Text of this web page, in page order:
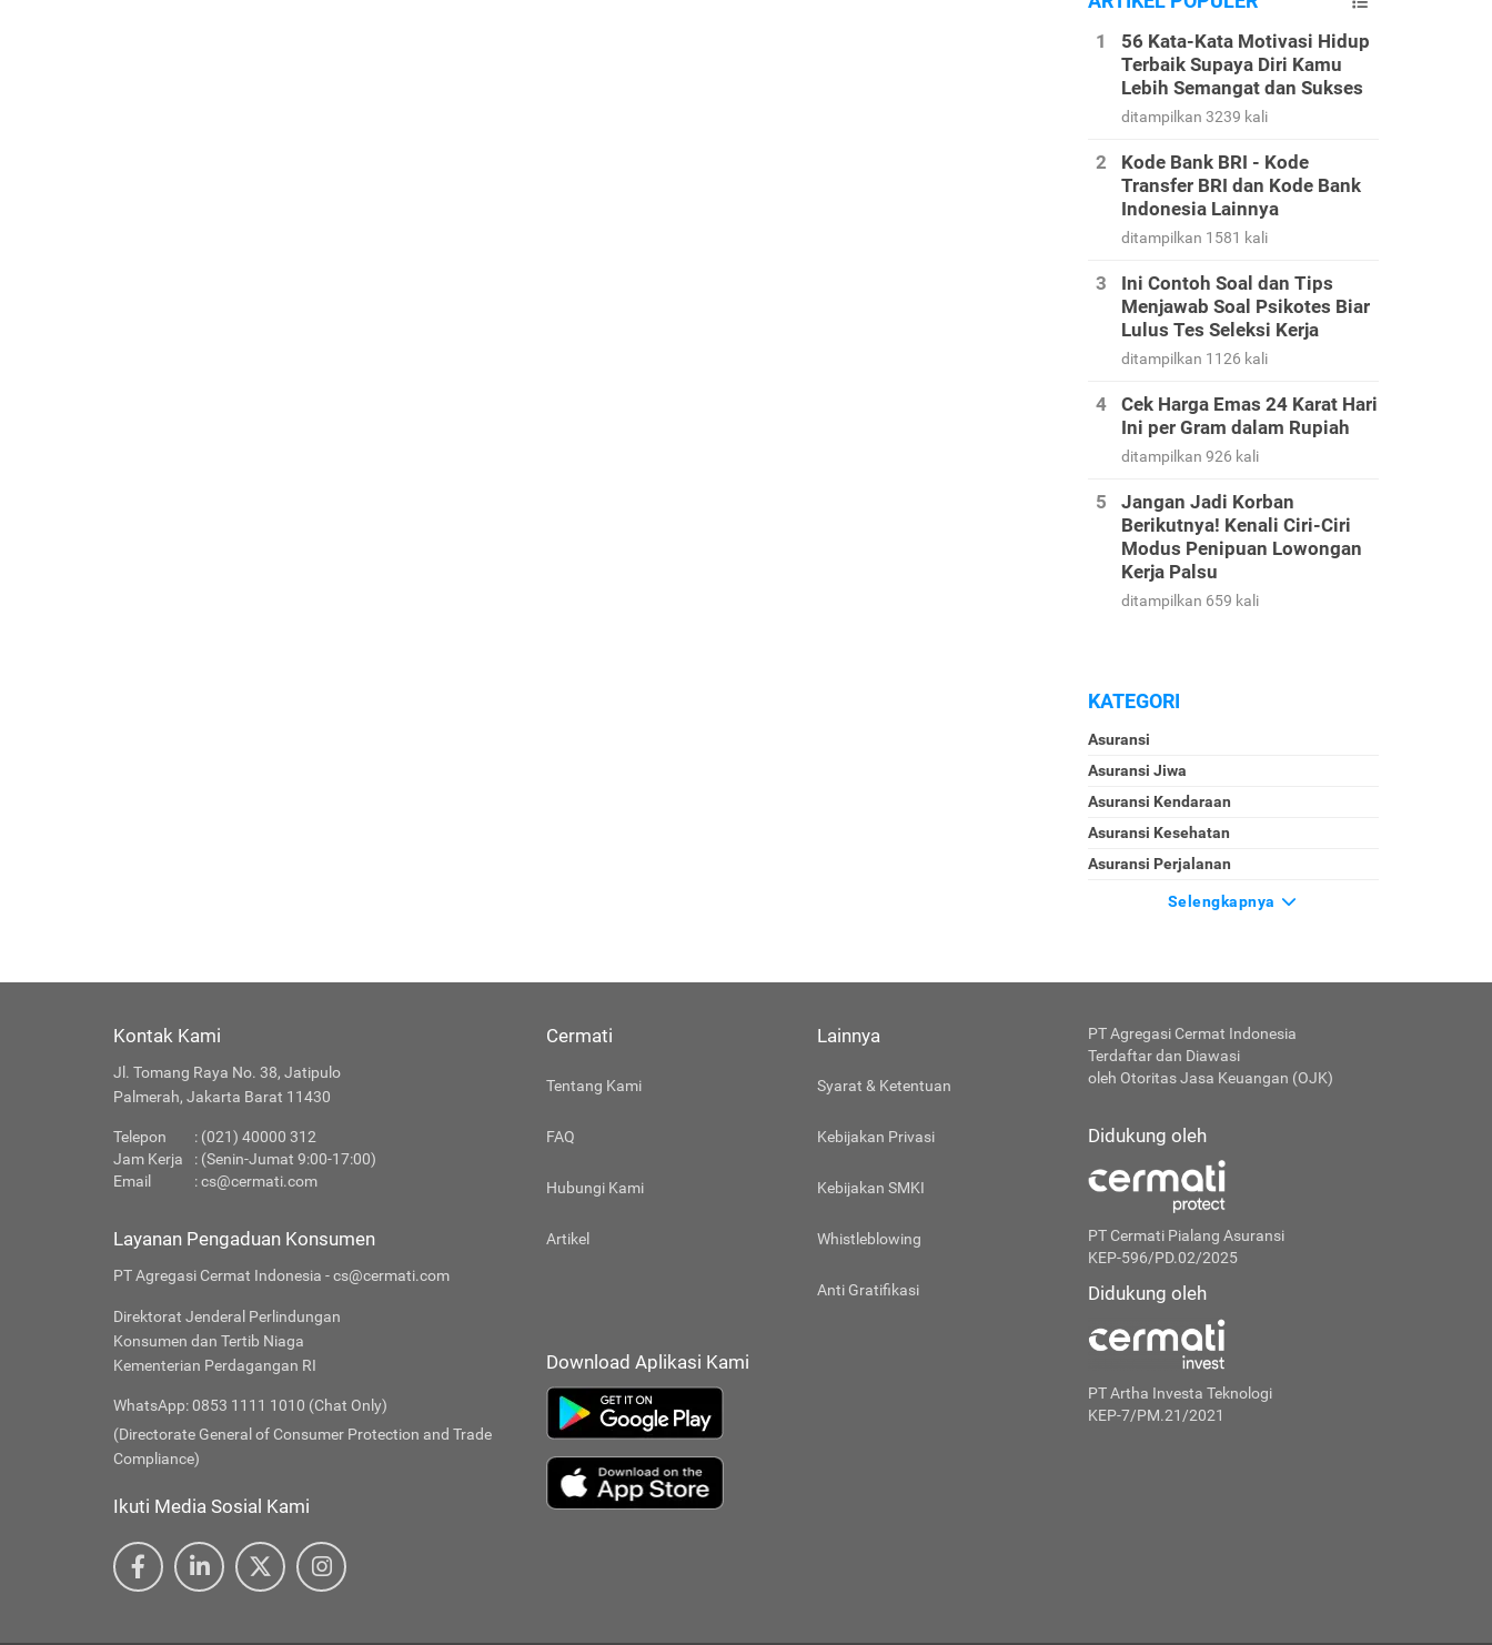
56 Kata-Kata Motivasi Hidup
Terbaik Supaya Diri Kamu
Lebih Semangat dan Sukses
ditampilkan 3239 kali
Kode Bank BRI - Kode
Transfer BRI dan Kode Bank
Indonesia Lainnya
ditampilkan 1581 kali
Ini Contoh Soal dan Tips
Menjawab Soal Psikotes Biar
Lulus Tes Seleksi Kerja
ditampilkan 1126 kali
Cek Harga Emas 24 Karat Hari
Ini per Gram dalam Rupiah
ditampilkan 926 kali
Jangan Jadi Korban
Berikutnya! Kenali Ciri-Ciri
Modus Penipuan Lowongan
Kerja Palsu
ditampilkan 659 kali
KATEGORI
Asuransi
Asuransi Jiwa
Asuransi Kendaraan
Asuransi Kesehatan
Asuransi Perjalanan
Selengkapnya
Kontak Kami
Jl. Tomang Raya No. 38, Jatipulo
Palmerah, Jakarta Barat 11430
Telepon
: (021) 40000 312
Jam Kerja
: (Senin-Jumat 9:00-17:00)
Email
:cs@cermati.com
Layanan Pengaduan Konsumen
PT Agregasi Cermat Indonesia - cs@cermati.com
Direktorat Jenderal Perlindungan
Konsumen dan Tertib Niaga
Kementerian Perdagangan RI
WhatsApp: 0853 1111 1010 (Chat Only)
(Directorate General of Consumer Protection and Trade
Compliance)
Ikuti Media Sosial Kami
Cermati
Tentang Kami
FAQ
Hubungi Kami
Artikel
Lainnya
Syarat & Ketentuan
Kebijakan Privasi
Kebijakan SMKI
Whistleblowing
Anti Gratifikasi
Download Aplikasi Kami
PT Agregasi Cermat Indonesia
Terdaftar dan Diawasi
oleh Otoritas Jasa Keuangan (OJK)
Didukung oleh
PT Cermati Pialang Asuransi
KEP-596/PD.02/2025
Didukung oleh
PT Artha Investa Teknologi
KEP-7/PM.21/2021